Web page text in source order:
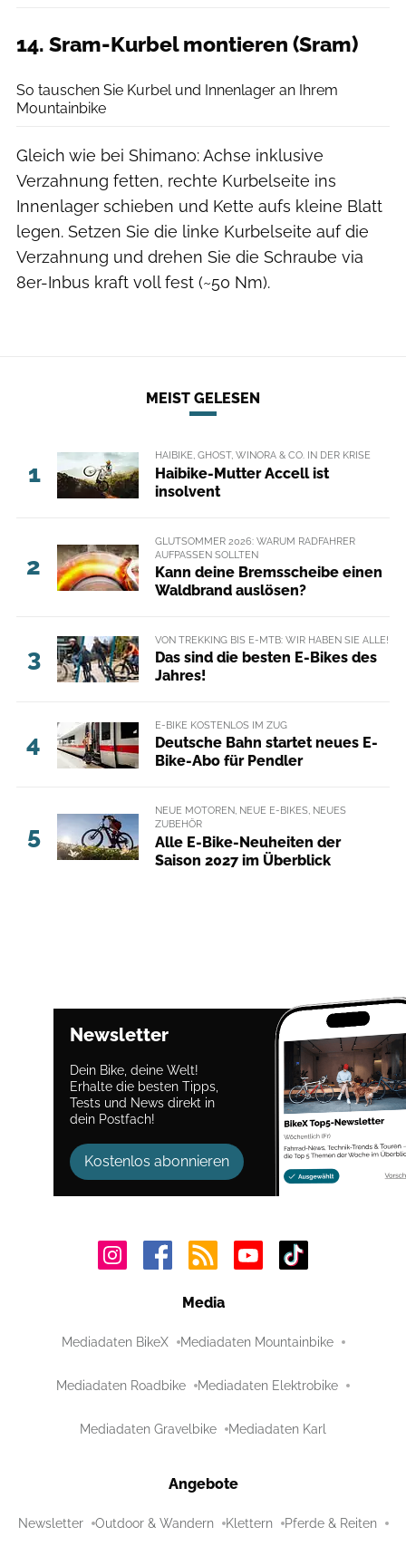
14. Sram-Kurbel montieren (Sram)
So tauschen Sie Kurbel und Innenlager an Ihrem
Mountainbike
Gleich wie bei Shimano: Achse inklusive
Verzahnung fetten, rechte Kurbelseite ins
Innenlager schieben und Kette aufs kleine Blatt
legen. Setzen Sie die linke Kurbelseite auf die
Verzahnung und drehen Sie die Schraube via
8er-Inbus kraft voll fest (~50 Nm).
MEIST GELESEN
1
HAIBIKE, GHOST, WINORA & CO. IN DER KRISE
Haibike-Mutter Accell ist
insolvent
2
GLUTSOMMER 2026: WARUM RADFAHRER
AUFPASSEN SOLLTEN
Kann deine Bremsscheibe einen
Waldbrand auslösen?
3
VON TREKKING BIS E-MTB: WIR HABEN SIE ALLE!
Das sind die besten E-Bikes des
Jahres!
4
E-BIKE KOSTENLOS IM ZUG
Deutsche Bahn startet neues E-
Bike-Abo für Pendler
5
NEUE MOTOREN, NEUE E-BIKES, NEUES
ZUBEHÖR
Alle E-Bike-Neuheiten der
Saison 2027 im Überblick
Newsletter
Dein Bike, deine Welt!
Erhalte die besten Tipps,
Tests und News direkt in
dein Postfach!
Kostenlos abonnieren
Media
Mediadaten BikeX Mediadaten Mountainbike
Mediadaten Roadbike Mediadaten Elektrobike
Mediadaten Gravelbike Mediadaten Karl
Angebote
Newsletter Outdoor & Wandern Klettern Pferde & Reiten